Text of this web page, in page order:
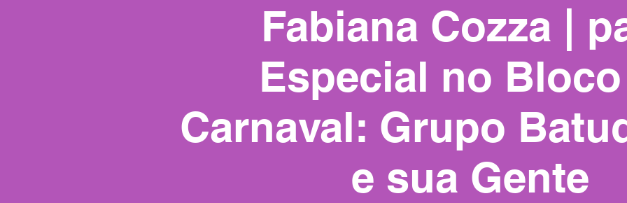
Fabiana Cozza |
Especial no
Carnaval: Grupo
e sua Gente